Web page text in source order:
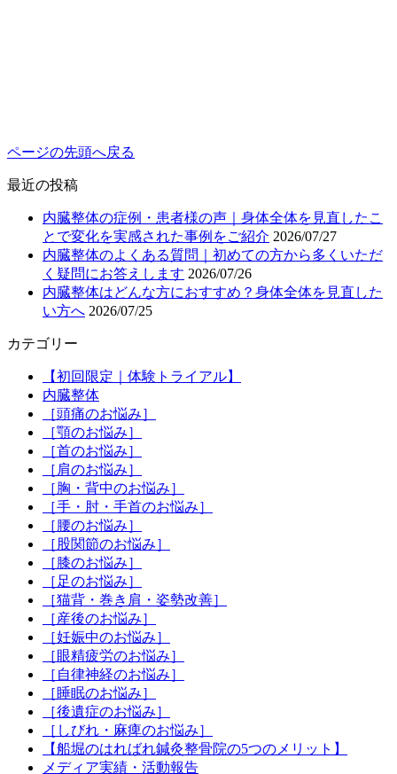
ページの先頭へ戻る
最近の投稿
内臓整体の症例・患者様の声｜身体全体を見直したこ
とで変化を実感された事例をご紹介 2026/07/27
内臓整体のよくある質問｜初めての方から多くいただ
く疑問にお答えします 2026/07/26
内臓整体はどんな方におすすめ？身体全体を見直した
い方へ 2026/07/25
カテゴリー
【初回限定｜体験トライアル】
内臓整体
［頭痛のお悩み］
［顎のお悩み］
［首のお悩み］
［肩のお悩み］
［胸・背中のお悩み］
［手・肘・手首のお悩み］
［腰のお悩み］
［股関節のお悩み］
［膝のお悩み］
［足のお悩み］
［猫背・巻き肩・姿勢改善］
［産後のお悩み］
［妊娠中のお悩み］
［眼精疲労のお悩み］
［自律神経のお悩み］
［睡眠のお悩み］
［後遺症のお悩み］
［しびれ・麻痺のお悩み］
【船堀のはればれ鍼灸整骨院の5つのメリット】
メディア実績・活動報告